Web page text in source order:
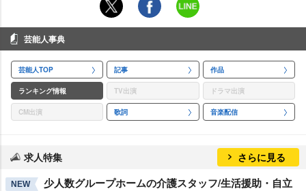
芸能人事典
芸能人TOP 記事 作品
ランキング情報 TV出演 ドラマ出演
CM出演 歌詞 音楽配信
求人特集 さらに見る
NEW
少人数グループホームの介護スタッフ/生活援助・自立